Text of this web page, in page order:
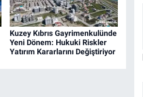
Kuzey Kıbrıs Gayrimenkulünde
Yeni Dönem: Hukuki Riskler
Yatırım Kararlarını Değiştiriyor